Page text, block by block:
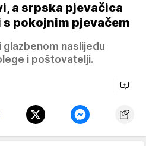
a srpska pjevačica
pokojnim pjevačem
naslijeđu
i poštovatelji.